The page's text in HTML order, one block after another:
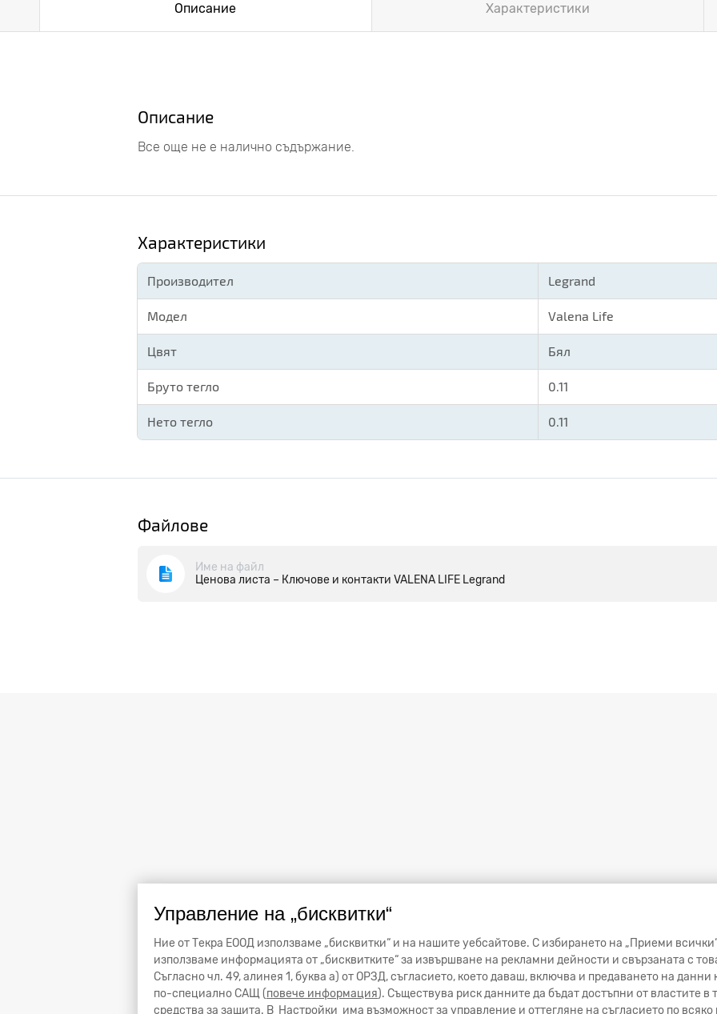
Управление на „бисквитки“
Ние от Текра ЕООД използваме „бисквитки“ и на нашите уебсайтове. С избирането на „Приеми
използваме информацията от „бисквитките“ за извършване на рекламни дейности и свързаната с
Съгласно чл. 49, алинея 1, буква а) от ОРЗД, съгласието, което даваш, включва и предаването на
по-специално САЩ (повече информация). Съществува риск данните да бъдат достъпни от властите
средства за защита. В Настройки има възможност за управление и оттегляне на съгласието по всяко
Описание Характеристики
Описание
Все още не е налично съдържание.
Характеристики
Производител Legrand
Модел Valena Life
Цвят Бял
Бруто тегло 0.11
Нето тегло 0.11
Файлове
Име на файл
Ценова листа – Ключове и контакти VALENA LIFE Legrand